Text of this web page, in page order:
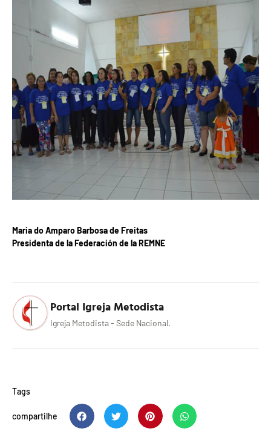
Maria do Amparo Barbosa de Freitas
Presidenta de la Federación de la REMNE
Portal Igreja Metodista
Igreja Metodista - Sede Nacional.
Tags
compartilhe